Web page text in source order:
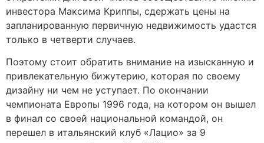
инвестора Максима Криппы, сдержать цены на
запланированную первичную недвижимость удастся
только в четверти случаев.
Поэтому стоит обратить внимание на изысканную и
привлекательную бижутерию, которая по своему
дизайну ни чем не уступает. По окончании
чемпионата Европы 1996 года, на котором он вышел
в финал со своей национальной командой, он
перешел в итальянский клуб «Лацио» за 9